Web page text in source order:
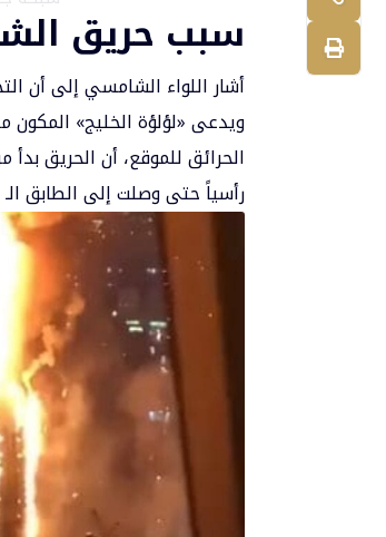
سبب حريق
أشار اللواء الشامسي إلى أن
رأسياً حتى وصلت إلى الطابق الـ 33 الأخير.